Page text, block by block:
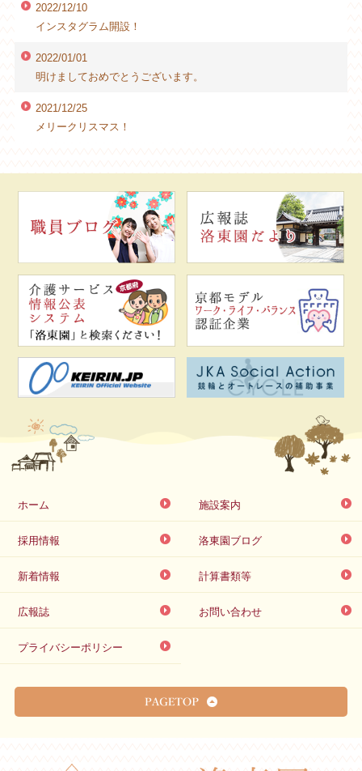
2022/12/10
インスタグラム開設！
2022/01/01
明けましておめでとうございます。
2021/12/25
メリークリスマス！
ホーム 施設案内
採用情報 洛東園ブログ
新着情報 計算書類等
広報誌 お問い合わせ
プライバシーポリシー